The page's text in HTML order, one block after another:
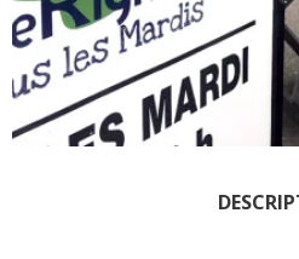
Les visites accompagnées
L'espace Georges Rouquier
à Goutrens
Nos Campagnes Autrefois à
Goutrens